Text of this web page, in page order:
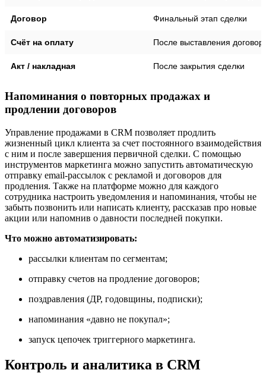
Договор Финальный этап сделки
Счёт на оплату После выставления
Акт / накладная После закрытия сделки
Напоминания о повторных продажах и
продлении договоров
Управление продажами в CRM позволяет продлить
жизненный цикл клиента за счет постоянного взаимодействия
с ним и после завершения первичной сделки. С помощью
инструментов маркетинга можно запустить автоматическую
отправку email-рассылок с рекламой и договоров для
продления. Также на платформе можно для каждого
сотрудника настроить уведомления и напоминания, чтобы не
забыть позвонить или написать клиенту, рассказав про новые
акции или напомнив о давности последней покупки.
Что можно автоматизировать:
рассылки клиентам по сегментам;
отправку счетов на продление договоров;
поздравления (ДР, годовщины, подписки);
напоминания «давно не покупал»;
запуск цепочек триггерного маркетинга.
Контроль и аналитика в CRM